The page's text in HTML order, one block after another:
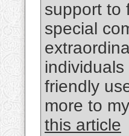
support to
special
friendly
more to
this article